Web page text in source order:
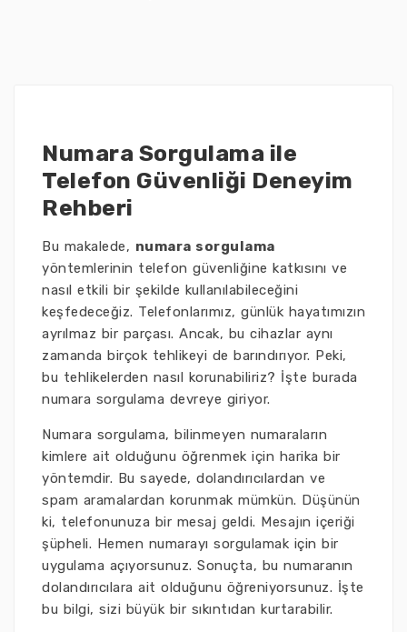
Numara Sorgulama ile
Telefon Güvenliği Deneyim
Rehberi
Bu makalede, numara sorgulama
yöntemlerinin telefon güvenliğine katkısını ve
nasıl etkili bir şekilde kullanılabileceğini
keşfedeceğiz. Telefonlarımız, günlük hayatımızın
ayrılmaz bir parçası. Ancak, bu cihazlar aynı
zamanda birçok tehlikeyi de barındırıyor. Peki,
bu tehlikelerden nasıl korunabiliriz? İşte burada
numara sorgulama devreye giriyor.
Numara sorgulama, bilinmeyen numaraların
kimlere ait olduğunu öğrenmek için harika bir
yöntemdir. Bu sayede, dolandırıcılardan ve
spam aramalardan korunmak mümkün. Düşünün
ki, telefonunuza bir mesaj geldi. Mesajın içeriği
şüpheli. Hemen numarayı sorgulamak için bir
uygulama açıyorsunuz. Sonuçta, bu numaranın
dolandırıcılara ait olduğunu öğreniyorsunuz. İşte
bu bilgi, sizi büyük bir sıkıntıdan kurtarabilir.